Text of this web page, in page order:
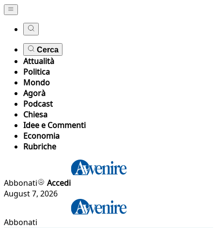
Cerca
Attualità
Politica
Mondo
Agorà
Podcast
Chiesa
Idee e Commenti
Economia
Rubriche
Abbonati
Accedi
August 7, 2026
Abbonati